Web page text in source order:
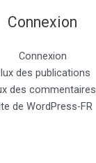
Connexion
Connexion
des publications
des commentaires
de WordPress-FR